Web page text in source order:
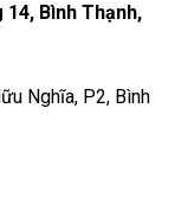
14, Bình Thạnh,
Nghĩa, P2, Bình